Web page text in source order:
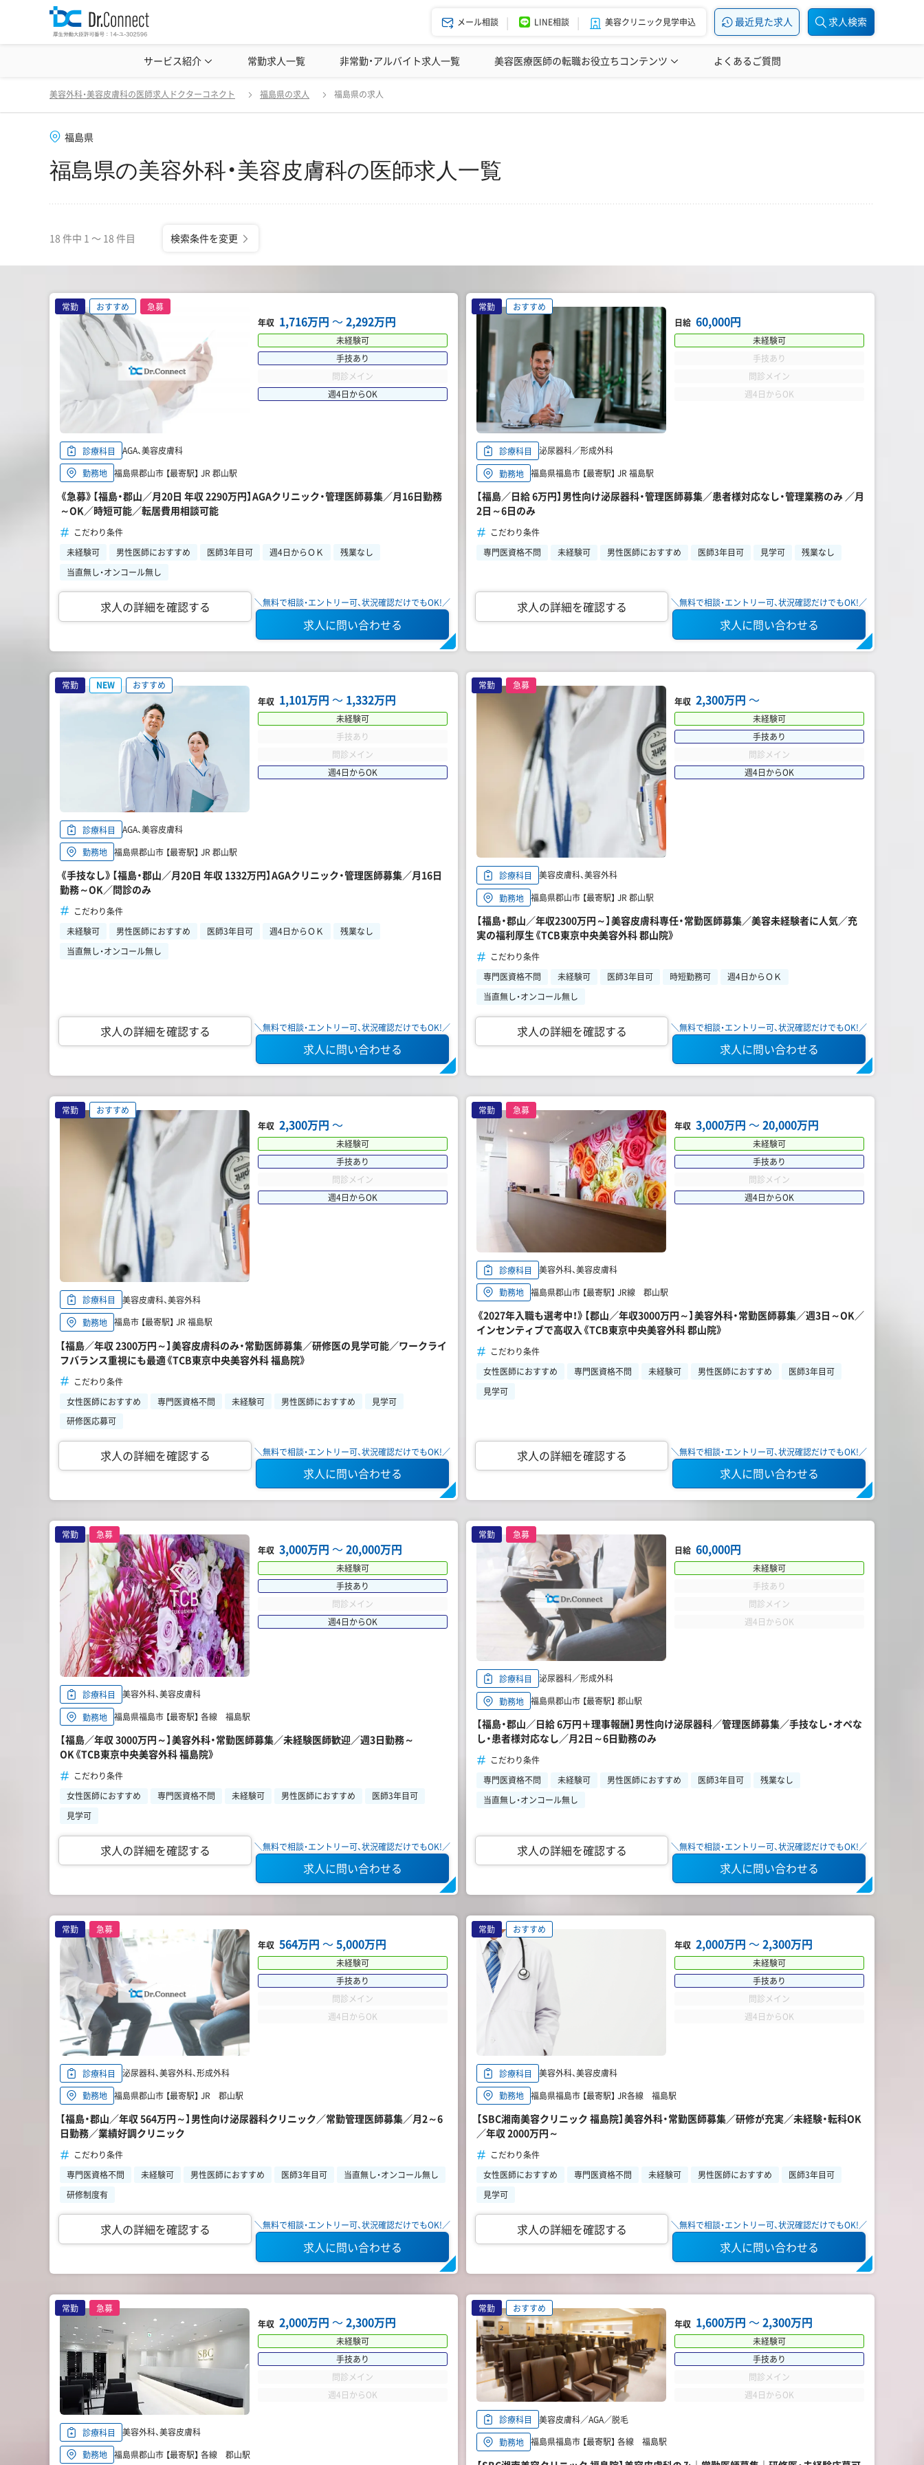
メール相談 LINE相談 美容クリニック見学申込 最近見た求人 求人検索
サービス紹介 ドクターコネクトの強み エージェント紹介
常勤求人一覧 非常勤・アルバイト求人一覧 美容医療医師の転職お役立ちコンテンツ
美容クリニック見学・研修情報 美容外科・美容皮膚科の医師転職体験談 美容クリニックインタビュー 美容医療の転職お役立ち記事 美容医療辞典
よくあるご質問
美容外科・美容皮膚科の医師求人ドクターコネクト 福島県の求人 福島県の求人
福島県
福島県の美容外科・美容皮膚科の医師求人一覧
18 件中 1 〜 18 件目 検索条件を変更
福島県の美容外科・美容皮膚科の医師求人一覧 変更
常勤 おすすめ
急募
年収 1,716万円 〜2,292万円
未経験可
手技あり
問診メイン
週4日からOK
診療科目
AGA、美容皮膚科
勤務地 福島県郡山市 【最寄駅】 JR 郡山駅
《急募》【福島・郡山／月20日 年収 2290万円】AGAクリニック・管理医師募集／月16日勤務
～OK／時短可能／転居費用相談可能
こだわり条件
未経験可
男性医師におすすめ 医師3年目可 週4日からＯＫ
残業なし
当直無し・オンコール無し
求人の詳細を確認する ＼無料で相談・エントリー可、状況確認だけでもOK!／
求人に問い合わせる
常勤
おすすめ
日給 60,000円
未経験可
手技あり
問診メイン
週4日からOK
診療科目
泌尿器科／形成外科
勤務地 福島県福島市 【最寄駅】 JR 福島駅
【福島／日給 6万円】男性向け泌尿器科・管理医師募集／患者様対応なし・管理業務のみ ／月
2日～6日のみ
こだわり条件
専門医資格不問
未経験可 男性医師におすすめ 医師3年目可 見学可 残業なし
求人の詳細を確認する ＼無料で相談・エントリー可、状況確認だけでもOK!／
求人に問い合わせる
常勤 NEW
おすすめ
年収 1,101万円 〜 1,332万円
未経験可
手技あり
問診メイン
週4日からOK
診療科目
AGA、美容皮膚科
勤務地 福島県郡山市 【最寄駅】 JR 郡山駅
《手技なし》【福島・郡山／月20日 年収 1332万円】AGAクリニック・管理医師募集／月16日
勤務～OK／問診のみ
こだわり条件
未経験可
男性医師におすすめ 医師3年目可 週4日からＯＫ
残業なし
当直無し・オンコール無し
求人の詳細を確認する ＼無料で相談・エントリー可、状況確認だけでもOK!／
求人に問い合わせる
常勤
急募
年収 2,300万円 〜
未経験可
手技あり
問診メイン
週4日からOK
診療科目
美容皮膚科、美容外科
勤務地 福島県郡山市 【最寄駅】 JR 郡山駅
【福島・郡山／年収2300万円～】美容皮膚科専任・常勤医師募集／美容未経験者に人気／充
実の福利厚生《TCB東京中央美容外科 郡山院》
こだわり条件
専門医資格不問
未経験可 医師3年目可 時短勤務可
週4日からＯＫ
当直無し・オンコール無し
求人の詳細を確認する ＼無料で相談・エントリー可、状況確認だけでもOK!／
求人に問い合わせる
常勤
おすすめ
年収 2,300万円 〜
未経験可
手技あり
問診メイン
週4日からOK
診療科目
美容皮膚科、美容外科
勤務地 福島市 【最寄駅】 JR 福島駅
【福島／年収 2300万円～】美容皮膚科のみ・常勤医師募集／研修医の見学可能／ワークライ
フバランス重視にも最適《TCB東京中央美容外科 福島院》
こだわり条件
女性医師におすすめ
専門医資格不問 未経験可 男性医師におすすめ
見学可
研修医応募可
求人の詳細を確認する ＼無料で相談・エントリー可、状況確認だけでもOK!／
求人に問い合わせる
常勤
急募
年収 3,000万円 〜20,000万円
未経験可
手技あり
問診メイン
週4日からOK
診療科目
美容外科、美容皮膚科
勤務地 福島県郡山市 【最寄駅】 JR線 郡山駅
《2027年入職も選考中！》【郡山／年収3000万円～】美容外科・常勤医師募集／週3日～OK／
インセンティブで高収入《TCB東京中央美容外科 郡山院》
こだわり条件
女性医師におすすめ
専門医資格不問 未経験可 男性医師におすすめ
医師3年目可
見学可
求人の詳細を確認する ＼無料で相談・エントリー可、状況確認だけでもOK!／
求人に問い合わせる
常勤
急募
年収 3,000万円 〜20,000万円
未経験可
手技あり
問診メイン
週4日からOK
診療科目
美容外科、美容皮膚科
勤務地 福島県福島市 【最寄駅】 各線 福島駅
【福島／年収 3000万円～】美容外科・常勤医師募集／未経験医師歓迎／週3日勤務～
OK《TCB東京中央美容外科 福島院》
こだわり条件
女性医師におすすめ
専門医資格不問 未経験可 男性医師におすすめ
医師3年目可
見学可
求人の詳細を確認する ＼無料で相談・エントリー可、状況確認だけでもOK!／
求人に問い合わせる
常勤
急募
日給 60,000円
未経験可
手技あり
問診メイン
週4日からOK
診療科目
泌尿器科／形成外科
勤務地 福島県郡山市 【最寄駅】 郡山駅
【福島・郡山／日給 6万円＋理事報酬】男性向け泌尿器科／管理医師募集／手技なし・オペな
し・患者様対応なし／月2日～6日勤務のみ
こだわり条件
専門医資格不問
未経験可 男性医師におすすめ 医師3年目可
残業なし
当直無し・オンコール無し
求人の詳細を確認する ＼無料で相談・エントリー可、状況確認だけでもOK!／
求人に問い合わせる
常勤
急募
年収 564万円 〜5,000万円
未経験可
手技あり
問診メイン
週4日からOK
診療科目
泌尿器科、美容外科、形成外科
勤務地 福島県郡山市 【最寄駅】 JR 郡山駅
【福島・郡山／年収 564万円～】男性向け泌尿器科クリニック／常勤管理医師募集／月2～6
日勤務／業績好調クリニック
こだわり条件
専門医資格不問
未経験可 男性医師におすすめ 医師3年目可
当直無し・オンコール無し
研修制度有
求人の詳細を確認する ＼無料で相談・エントリー可、状況確認だけでもOK!／
求人に問い合わせる
常勤
おすすめ
年収 2,000万円 〜2,300万円
未経験可
手技あり
問診メイン
週4日からOK
診療科目
美容外科、美容皮膚科
勤務地 福島県福島市 【最寄駅】 JR各線 福島駅
【SBC湘南美容クリニック 福島院】美容外科・常勤医師募集／研修が充実／未経験・転科OK
／年収 2000万円～
こだわり条件
女性医師におすすめ
専門医資格不問 未経験可 男性医師におすすめ
医師3年目可
見学可
求人の詳細を確認する ＼無料で相談・エントリー可、状況確認だけでもOK!／
求人に問い合わせる
常勤
急募
年収 2,000万円 〜2,300万円
未経験可
手技あり
問診メイン
週4日からOK
診療科目
美容外科、美容皮膚科
勤務地 福島県郡山市 【最寄駅】 各線 郡山駅
常勤
おすすめ
年収 1,600万円 〜2,300万円
未経験可
手技あり
問診メイン
週4日からOK
診療科目
美容皮膚科／AGA／脱毛
勤務地 福島県福島市 【最寄駅】 各線 福島駅